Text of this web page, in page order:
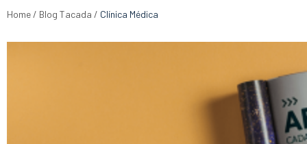
Home / Blog Tacada / Clínica Médica